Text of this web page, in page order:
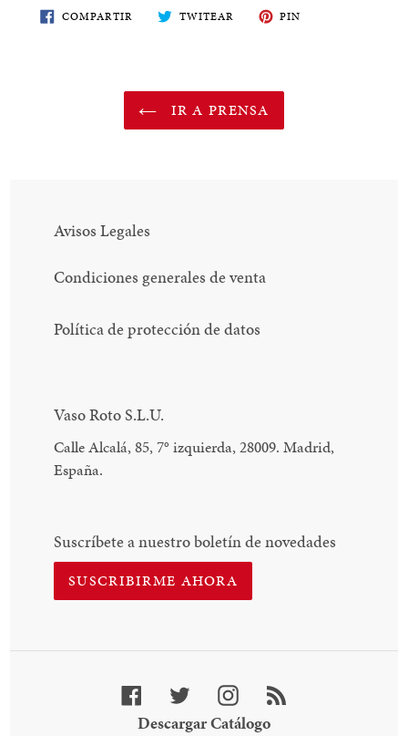
COMPARTIR COMPARTE
EN
TWITEAR TWITEA
EN
PIN
IR A PRENSA
Avisos Legales
Condiciones generales de venta
Política de protección de datos
Vaso Roto S.L.U.
Calle Alcalá, 85, 7° izquierda, 28009. Madrid,
España.
Suscríbete a nuestro boletín de novedades
SUSCRIBIRME AHORA
Facebook TwitterInstagram
Descargar CatálogoDescargar